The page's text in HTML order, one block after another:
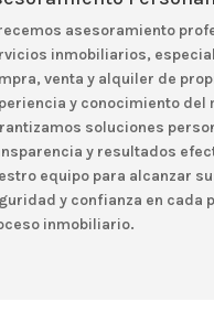
asesoramiento
inmobiliarios,
venta y alquiler de
y conocimiento del
soluciones
y resultados
equipo para alcanzar
y confianza en cada
inmobiliario.